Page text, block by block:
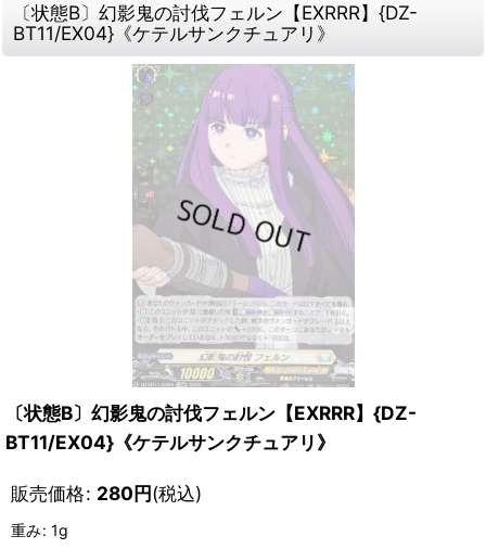
〔状態B〕幻影鬼の討伐フェルン【EXRRR】{DZ-
BT11/EX04}《ケテルサンクチュアリ》
〔状態B〕幻影鬼の討伐フェルン【EXRRR】{DZ-
BT11/EX04}《ケテルサンクチュアリ》
販売価格: 280円(税込)
重み: 1g